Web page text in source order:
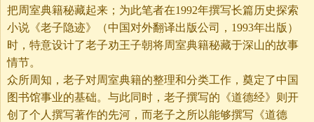
把周室典籍秘藏起来；为此笔者在1992年撰写长篇历史探索
小说《老子隐迹》（中国对外翻译出版公司，1993年出版）
时，特意设计了老子劝王子朝将周室典籍秘藏于深山的故事
情节。
众所周知，老子对周室典籍的整理和分类工作，奠定了中国
图书馆事业的基础。与此同时，老子撰写的《道德经》则开
创了个人撰写著作的先河，而老子之所以能够撰写《道德